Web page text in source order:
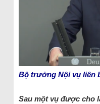
Bộ trưởng Nội vụ liên
Sau một vụ được cho